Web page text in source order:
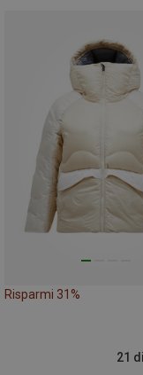
Risparmi 31%
21